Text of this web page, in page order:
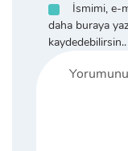
İsmimi, e-
daha buraya
kaydedebilirsin..